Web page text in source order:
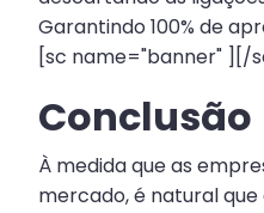
Garantindo 100% de
[sc name="banner" ][/
Conclusão
À medida que as
mercado, é natural